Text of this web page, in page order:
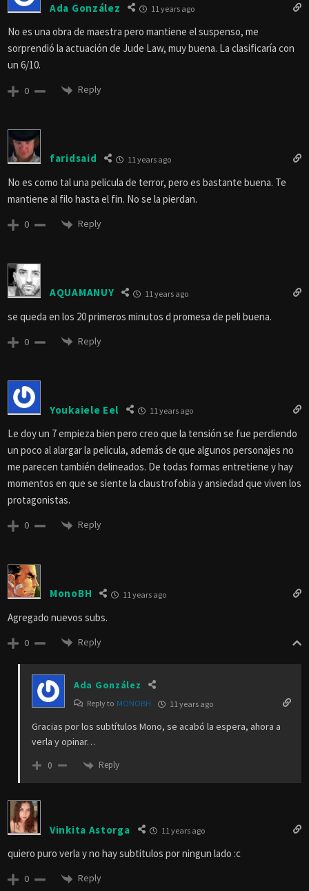
Ada González 11 years ago
No es una obra de maestra pero mantiene el suspenso, me
sorprendió la actuación de Jude Law, muy buena. La clasificaría con
un 6/10.
0 Reply
faridsaid 11 years ago
No es como tal una pelicula de terror, pero es bastante buena. Te
mantiene al filo hasta el fin. No se la pierdan.
0 Reply
AQUAMANUY 11 years ago
se queda en los 20 primeros minutos d promesa de peli buena.
0 Reply
Youkaiele Eel 11 years ago
Le doy un 7 empieza bien pero creo que la tensión se fue perdiendo
un poco al alargar la pelicula, además de que algunos personajes no
me parecen también delineados. De todas formas entretiene y hay
momentos en que se siente la claustrofobia y ansiedad que viven los
protagonistas.
0 Reply
MonoBH 11 years ago
Agregado nuevos subs.
0 Reply
Ada González
Reply to MONOBH 11 years ago
Gracias por los subtítulos Mono, se acabó la espera, ahora a
verla y opinar…
0 Reply
Vinkita Astorga 11 years ago
quiero puro verla y no hay subtitulos por ningun lado :c
0 Reply